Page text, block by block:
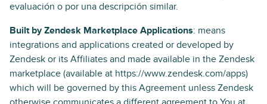
evaluación o por una descripción similar.
Built by Zendesk Marketplace Applications: means
integrations and applications created or developed by
Zendesk or its Affiliates and made available in the Zendesk
marketplace (available at https://www.zendesk.com/apps)
which will be governed by this Agreement unless Zendesk